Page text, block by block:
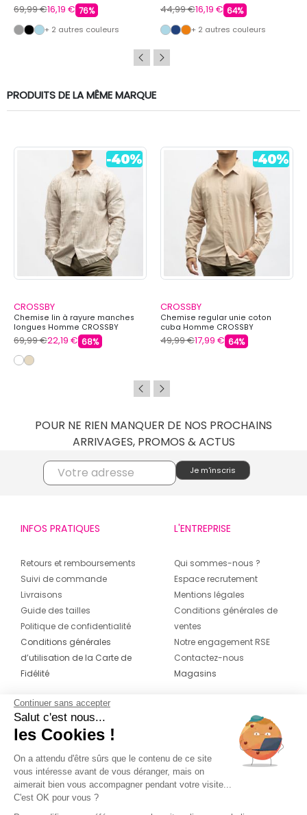
69,99 €16,19 € 76%
+ 2 autres couleurs
44,99 €16,19 € 64%
+ 2 autres couleurs
PRODUITS DE LA MÊME MARQUE
CROSSBY
Chemise lin à rayure manches
longues Homme CROSSBY
69,99 €22,19 € 68%
CROSSBY
Chemise regular unie coton
cuba Homme CROSSBY
49,99 €17,99 € 64%
POUR NE RIEN MANQUER DE NOS PROCHAINS
ARRIVAGES, PROMOS & ACTUS
INFOS PRATIQUES
Retours et remboursements
Suivi de commande
Livraisons
Guide des tailles
Politique de confidentialité
Conditions générales
d’utilisation de la Carte de
Fidélité
L'ENTREPRISE
Qui sommes-nous ?
Espace recrutement
Mentions légales
Conditions générales de
ventes
Notre engagement RSE
Contactez-nous
Magasins
CONTACT
04 42 20 78 42
Du lundi au jeudi de 8h30 à 16h30 & le
vendredi de 8h30 à 15h30
Continuer sans accepter
Salut c'est nous...
les Cookies !
On a attendu d'être sûrs que le contenu de ce site
vous intéresse avant de vous déranger, mais on
aimerait bien vous accompagner pendant votre visite...
C'est OK pour vous ?